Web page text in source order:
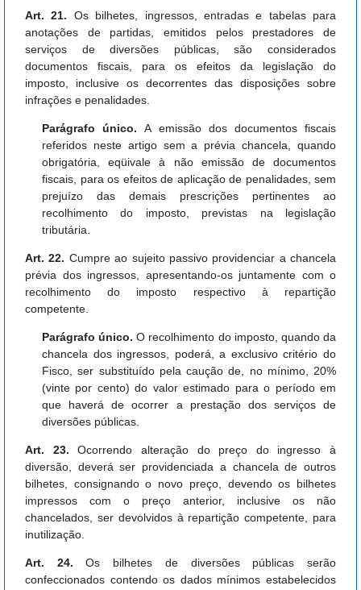
Art. 21. Os bilhetes, ingressos, entradas e tabelas para
anotações de partidas, emitidos pelos prestadores de
serviços de diversões públicas, são considerados
documentos fiscais, para os efeitos da legislação do
imposto, inclusive os decorrentes das disposições sobre
infrações e penalidades.
Parágrafo único.A emissão dos documentos fiscais
referidos neste artigo sem a prévia chancela, quando
obrigatória, eqüivale à não emissão de documentos
fiscais, para os efeitos de aplicação de penalidades, sem
prejuízo das demais prescrições pertinentes ao
recolhimento do imposto, previstas na legislação
tributária.
Art. 22. Cumpre ao sujeito passivo providenciar a chancela
prévia dos ingressos, apresentando-os juntamente com o
recolhimento do imposto respectivo à repartição
competente.
Parágrafo único.O recolhimento do imposto, quando da
chancela dos ingressos, poderá, a exclusivo critério do
Fisco, ser substituído pela caução de, no mínimo, 20%
(vinte por cento) do valor estimado para o período em
que haverá de ocorrer a prestação dos serviços de
diversões públicas.
Art. 23.Ocorrendo alteração do preço do ingresso à
diversão, deverá ser providenciada a chancela de outros
bilhetes, consignando o novo preço, devendo os bilhetes
impressos com o preço anterior, inclusive os não
chancelados, ser devolvidos à repartição competente, para
inutilização.
Art. 24.Os bilhetes de diversões públicas serão
confeccionados contendo os dados mínimos estabelecidos